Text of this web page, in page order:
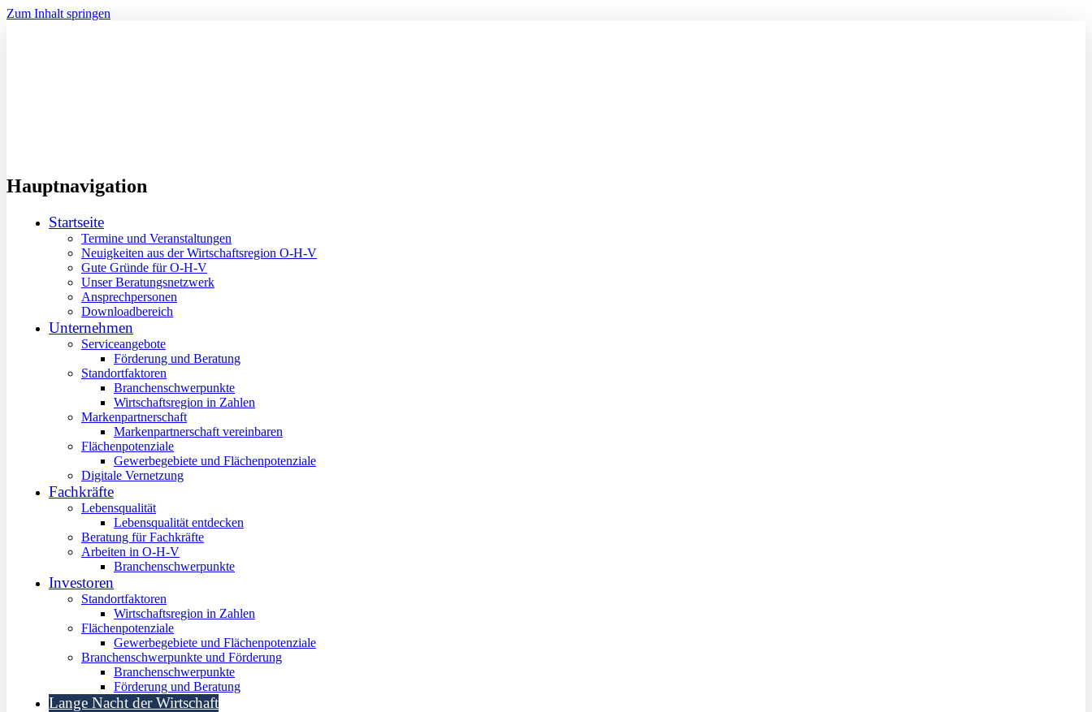
Zum Inhalt springen
Hauptnavigation
Startseite
Termine und Veranstaltungen
Neuigkeiten aus der Wirtschaftsregion O-H-V
Gute Gründe für O-H-V
Unser Beratungsnetzwerk
Ansprechpersonen
Downloadbereich
Unternehmen
Serviceangebote
Förderung und Beratung
Standortfaktoren
Branchenschwerpunkte
Wirtschaftsregion in Zahlen
Markenpartnerschaft
Markenpartnerschaft vereinbaren
Flächenpotenziale
Gewerbegebiete und Flächenpotenziale
Digitale Vernetzung
Fachkräfte
Lebensqualität
Lebensqualität entdecken
Beratung für Fachkräfte
Arbeiten in O-H-V
Branchenschwerpunkte
Investoren
Standortfaktoren
Wirtschaftsregion in Zahlen
Flächenpotenziale
Gewerbegebiete und Flächenpotenziale
Branchenschwerpunkte und Förderung
Branchenschwerpunkte
Förderung und Beratung
Lange Nacht der Wirtschaft